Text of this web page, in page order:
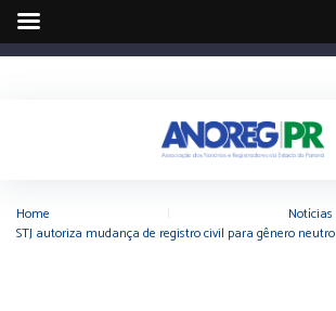
Home Notícias
STJ autoriza mudança de registro civil para gênero neutro